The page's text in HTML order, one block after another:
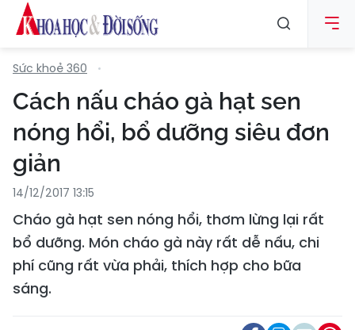
Sức khoẻ 360
Cách nấu cháo gà hạt sen
nóng hổi, bổ dưỡng siêu đơn
giản
14/12/2017 13:15
Cháo gà hạt sen nóng hổi, thơm lừng lại rất
bổ dưỡng. Món cháo gà này rất dễ nấu, chi
phí cũng rất vừa phải, thích hợp cho bữa
sáng.